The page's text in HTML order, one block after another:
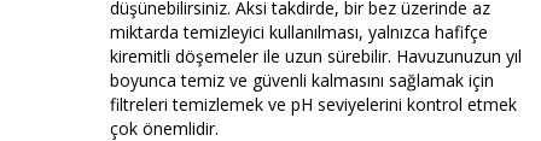
düşünebilirsiniz. Aksi takdirde, bir bez üzerinde az
miktarda temizleyici kullanılması, yalnızca hafifçe
kiremitli döşemeler ile uzun sürebilir. Havuzunuzun yıl
boyunca temiz ve güvenli kalmasını sağlamak için
filtreleri temizlemek ve pH seviyelerini kontrol etmek
çok önemlidir.